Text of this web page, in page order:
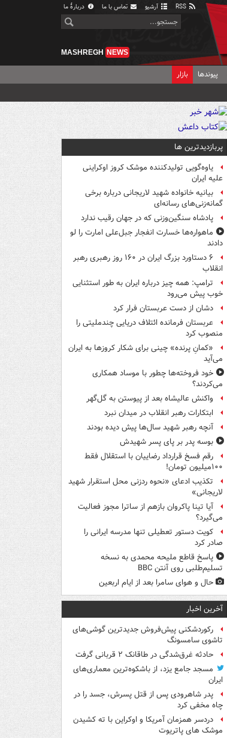
آرشیو تماس با ما دربارهٔ ما
MASHREGH NEWS
پیوندها بازار
پربازدیدترین ها
یاوه‌گویی تولیدکننده موشک کروز اوکراینی
علیه ایران
بیانیه خانواده شهید لاریجانی درباره برخی
گمانه‌زنی‌های رسانه‌ای
پادشاه سنگین‌وزنی که در جهان رقیب ندارد
ماهواره‌ها خسارت انفجار جبل‌علی امارت را لو
دادند
۶ دستاورد بزرگ ایران در ۱۶۰ روز رهبری رهبر
انقلاب
ترامپ: همه چیز درباره ایران به طور استثنایی
خوب پیش می‌رود
دشان از دست عربستان فرار کرد
عربستان فرمانده ائتلاف دریایی چندملیتی را
منصوب کرد
«کمانِ پرنده» چینی برای شکار کروزها به ایران
می‌آید
خود فروخته‌ها چطور با موساد همکاری
می‌کردند؟
واکنش عالیشاه بعد از پیوستن به گل‌گهر
ابتکارات رهبر انقلاب در میدان نبرد
آنچه رهبر شهید سال‌ها پیش دیده بودند
بوسه‌ پدر بر پای پسر شهیدش
رقم فسخ قرارداد رضاییان با استقلال فقط
۱۰۰میلیون تومان!
تکذیب ادعای «نحوه ردزنی محل استقرار شهید
لاریجانی»
آیا تینا پاکروان بازهم از ساترا مجوز فعالیت
می‌گیرد؟
کویت دستور تعطیلی تنها مدرسه ایرانی را
صادر کرد
پاسخ قاطع ملیحه محمدی به نسخه
تسلیم‌طلبی روی آنتن BBC
حال و هوای سامرا بعد از ایام اربعین
آخرین اخبار
رکوردشکنی پیش‌فروش جدیدترین گوشی‌های
تاشوی سامسونگ
حادثه غرق‌شدگی در طاقانک ۲ قربانی گرفت
مسجد جامع یزد، از باشکوه‌ترین معماری‌های
ایران
پدر شاهرودی پس از قتل پسرش، جسد را در
چاه مخفی کرد
دردسر همزمان آمریکا و اوکراین با ته کشیدن
موشک های پاتریوت